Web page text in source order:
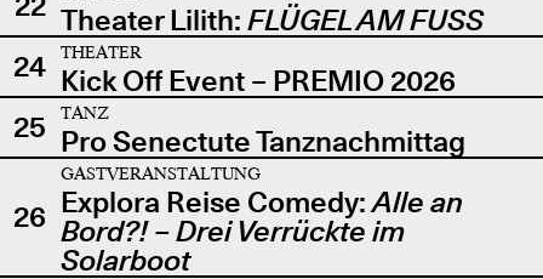
Theater Lilith: FLÜGEL AM FUSS
24
THEATER
Kick Off Event – PREMIO 2026
25
TANZ
Pro Senectute Tanznachmittag
26
GASTVERANSTALTUNG
Explora Reise Comedy:Alle an
Bord?! – Drei Verrückte im
Solarboot